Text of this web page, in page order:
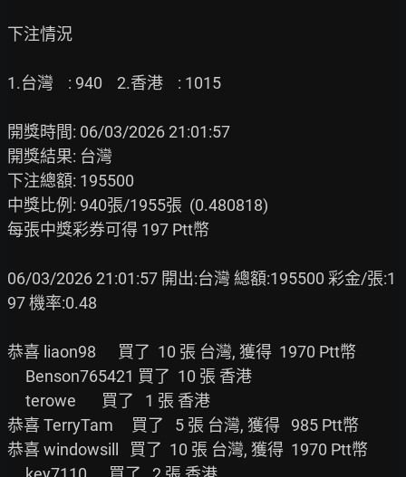
下注情況
1.台灣    : 940    2.香港    : 1015
開獎時間: 06/03/2026 21:01:57
開獎結果: 台灣
下注總額: 195500
中獎比例: 940張/1955張  (0.480818)
每張中獎彩券可得 197 Ptt幣
06/03/2026 21:01:57 開出:台灣 總額:195500 彩金/張:1
97 機率:0.48
恭喜 liaon98      買了  10 張 台灣, 獲得  1970 Ptt幣
恭喜 TerryTam     買了   5 張 台灣, 獲得   985 Ptt幣
恭喜 windowsill   買了  10 張 台灣, 獲得  1970 Ptt幣